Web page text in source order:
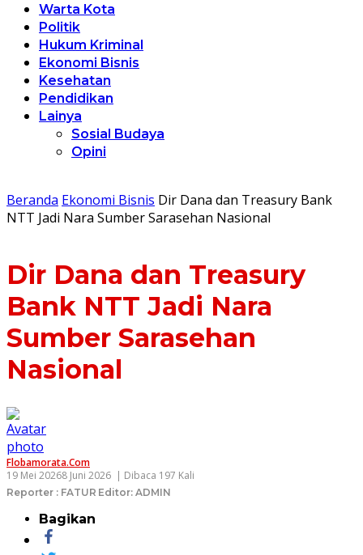
Warta Kota
Politik
Hukum Kriminal
Ekonomi Bisnis
Kesehatan
Pendidikan
Lainya
Sosial Budaya
Opini
Beranda Ekonomi Bisnis Dir Dana dan Treasury Bank
NTT Jadi Nara Sumber Sarasehan Nasional
Dir Dana dan Treasury
Bank NTT Jadi Nara
Sumber Sarasehan
Nasional
Flobamorata.com
19 Mei 20268 Juni 2026 | Dibaca 197 Kali
Reporter : FATUR Editor: ADMIN
Bagikan